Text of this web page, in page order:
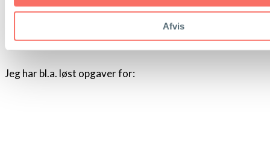
Afvis
Mine kunder er virksomheder og
indenfor en bred vifte af brancher
Jeg har bl.a. løst opgaver for: